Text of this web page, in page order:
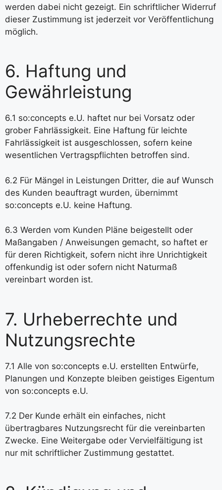
werden dabei nicht gezeigt. Ein schriftlicher Widerruf
dieser Zustimmung ist jederzeit vor Veröffentlichung
möglich.
6. Haftung und
Gewährleistung
6.1 so:concepts e.U. haftet nur bei Vorsatz oder
grober Fahrlässigkeit. Eine Haftung für leichte
Fahrlässigkeit ist ausgeschlossen, sofern keine
wesentlichen Vertragspflichten betroffen sind.
6.2 Für Mängel in Leistungen Dritter, die auf Wunsch
des Kunden beauftragt wurden, übernimmt
so:concepts e.U. keine Haftung.
6.3 Werden vom Kunden Pläne beigestellt oder
Maßangaben / Anweisungen gemacht, so haftet er
für deren Richtigkeit, sofern nicht ihre Unrichtigkeit
offenkundig ist oder sofern nicht Naturmaß
vereinbart worden ist.
7. Urheberrechte und
Nutzungsrechte
7.1 Alle von so:concepts e.U. erstellten Entwürfe,
Planungen und Konzepte bleiben geistiges Eigentum
von so:concepts e.U.
7.2 Der Kunde erhält ein einfaches, nicht
übertragbares Nutzungsrecht für die vereinbarten
Zwecke. Eine Weitergabe oder Vervielfältigung ist
nur mit schriftlicher Zustimmung gestattet.